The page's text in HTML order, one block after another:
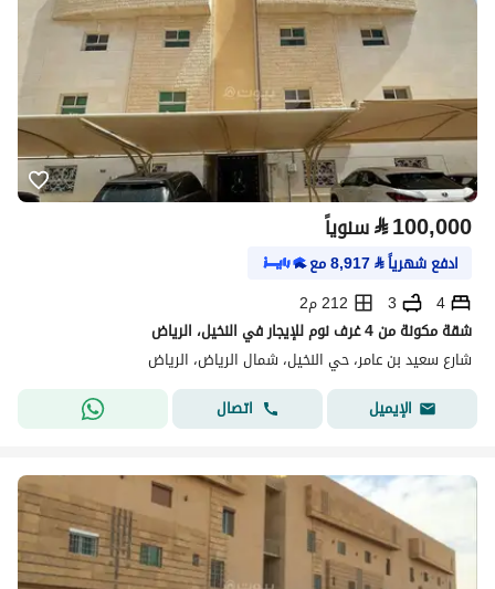
⃁100,000 سنوياً
ادفع شهرياً⃁
8,917مع
4
3
212 م2
شقة مكونة من 4 غرف نوم للإيجار في النخيل، الرياض
شارع سعيد بن عامر، حي النخيل، شمال الرياض، الرياض
الإيميل
اتصال